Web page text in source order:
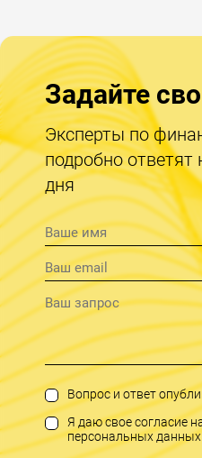
Задайте
Эксперты по
подробно ответят
дня
Вопрос и ответ
Я даю свое согласие
персональных данных